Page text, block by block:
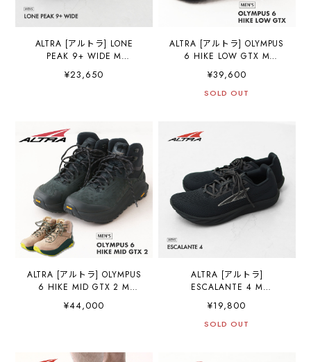
ALTRA [アルトラ] LONE
PEAK 9+ WIDE M
[AL0A85S1] ローンピーク
9+ ワイド メンズ・トレイ
MEN'S [2026SS]
¥23,650
ALTRA [アルトラ] OLYMPUS
6 HIKE LOW GTX M
[AL0A85NM] オリンパス 6
ハイク ロー ゴアテックス・
防水性・撥水性・透湿性・
ン・ハイキング・ファスト
パッキング・トレイルレー
シングシューズ・MEN'S
[2026SS]
¥39,600
SOLD OUT
ALTRA [アルトラ] OLYMPUS
6 HIKE MID GTX 2 M
[AL0A85NP] オリンパス 6
ハイク ミッド ゴアテック
ードランニング・トレイル
¥44,000
ALTRA [アルトラ]
ESCALANTE 4 M
[AL0A85NE] エスカランテ
4・クロスカントリー・ロー
ドランニング・トレイルラ
¥19,800
SOLD OUT